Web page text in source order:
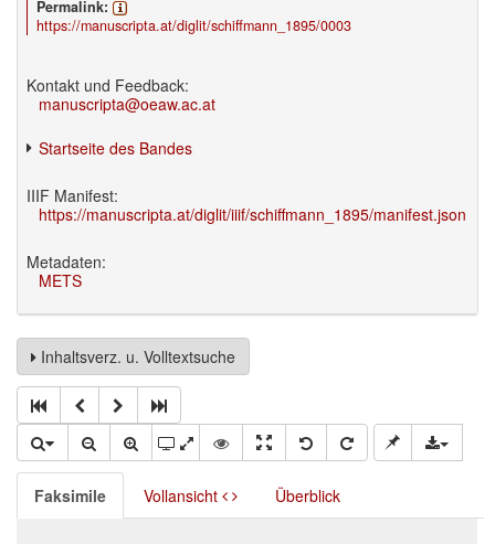
Permalink:
https://manuscripta.at/diglit/schiffmann_1895/0003
Kontakt und Feedback:
manuscripta@oeaw.ac.at
Startseite des Bandes
IIIF Manifest:
https://manuscripta.at/diglit/iiif/schiffmann_1895/manifest.json
Metadaten:
METS
Inhaltsverz. u. Volltextsuche
Faksimile Vollansicht Überblick